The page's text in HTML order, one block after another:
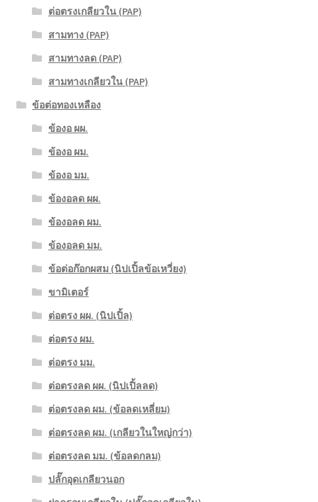
ต่อตรงเกลียวใน (PAP)
สามทาง (PAP)
สามทางลด (PAP)
สามทางเกลียวใน (PAP)
ข้อต่อทองเหลือง
ข้องอ ผผ.
ข้องอ ผม.
ข้องอ มม.
ข้องอลด ผผ.
ข้องอลด ผม.
ข้องอลด มม.
ข้อต่อก๊อกผสม (นิปเปิ้ลข้อเหวี่ยง)
ขามิเตอร์
ต่อตรง ผผ. (นิปเปิ้ล)
ต่อตรง ผม.
ต่อตรง มม.
ต่อตรงลด ผผ. (นิปเปิ้ลลด)
ต่อตรงลด ผม. (ข้อลดเหลี่ยม)
ต่อตรงลด ผม. (เกลียวในใหญ่กว่า)
ต่อตรงลด มม. (ข้อลดกลม)
ปลั๊กอุดเกลียวนอก